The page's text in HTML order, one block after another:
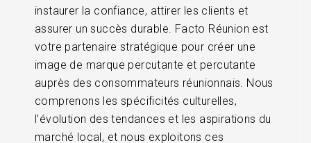
instaurer la confiance, attirer les clients et
assurer un succès durable. Facto Réunion est
votre partenaire stratégique pour créer une
image de marque percutante et percutante
auprès des consommateurs réunionnais. Nous
comprenons les spécificités culturelles,
l’évolution des tendances et les aspirations du
marché local, et nous exploitons ces